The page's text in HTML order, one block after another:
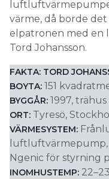
värme, då borde
elpatronen med en
Tord Johansson.
FAKTA: TORD
BOYTA: 151
BYGGÅR: 1997,
ORT: Tyresö,
VÄRMESYSTEM:
Ngenic för styrning
INOMHUSTEMP: